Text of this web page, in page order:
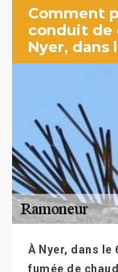
Comment
conduit de
Nyer, dans
À Nyer, dans le
fumée de